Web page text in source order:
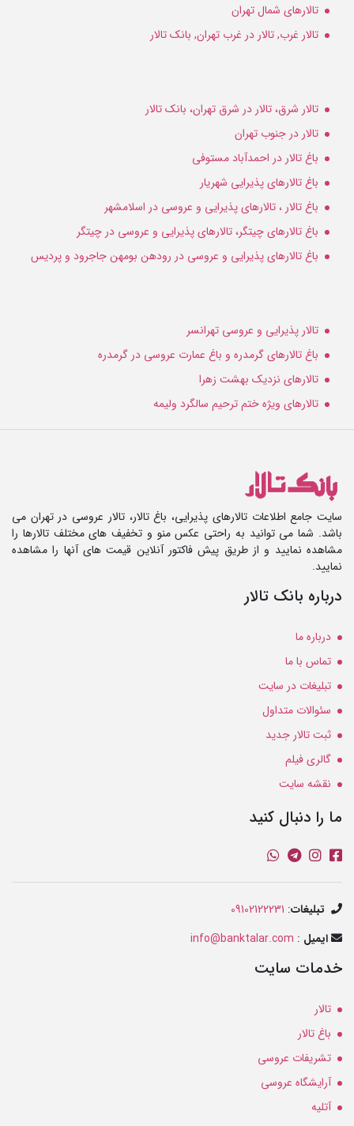
تالارهای شمال تهران
تالار غرب, تالار در غرب تهران, بانک تالار
تالار شرق، تالار در شرق تهران، بانک تالار
تالار در جنوب تهران
باغ تالار در احمدآباد مستوفی
باغ تالارهای پذیرایی شهریار
باغ تالار ، تالارهای پذیرایی و عروسی در اسلامشهر
باغ تالارهای چیتگر، تالارهای پذیرایی و عروسی در چیتگر
باغ تالارهای پذیرایی و عروسی در رودهن بومهن جاجرود و پردیس
تالار پذیرایی و عروسی تهرانسر
باغ تالارهای گرمدره و باغ عمارت عروسی در گرمدره
تالارهای نزدیک بهشت زهرا
تالارهای ویژه ختم ترحیم سالگرد ولیمه
سایت جامع اطلاعات تالارهای پذیرایی، باغ تالار، تالار عروسی در تهران می
باشد. شما می توانید به راحتی عکس منو و تخفیف های مختلف تالارها را
مشاهده نمایید و از طریق پیش فاکتور آنلاین قیمت های آنها را مشاهده
نمایید.
درباره بانک تالار
درباره ما
تماس با ما
تبلیغات در سایت
سئوالات متداول
ثبت تالار جدید
گالری فیلم
نقشه سایت
ما را دنبال کنید
تبلیغات:
09102122231
ایمیل :
info@banktalar.com
خدمات سایت
تالار
باغ تالار
تشریفات عروسی
آرایشگاه عروسی
آتلیه